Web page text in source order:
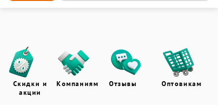
Скидки и
акции
Компаниям Отзывы Оптовикам